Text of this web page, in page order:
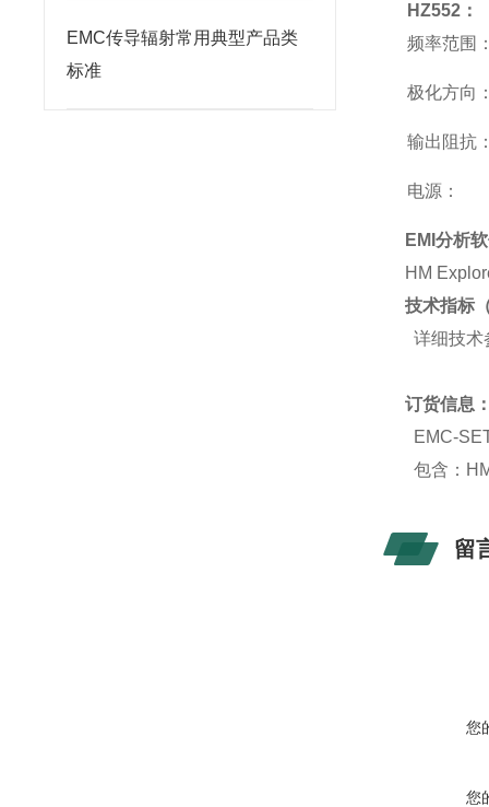
EMC传导辐射常用典型产品类
标准
HZ552 ：
频率范围
极化方向
输出阻抗
电源：
EMI分析
HM
技术指标
详细技术
订货信息
EMC-
包含：
留
您
您